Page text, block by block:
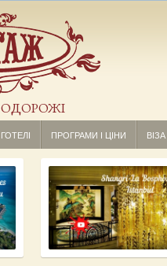
ПРОГРАМИ І ЦІНИ ВІЗА